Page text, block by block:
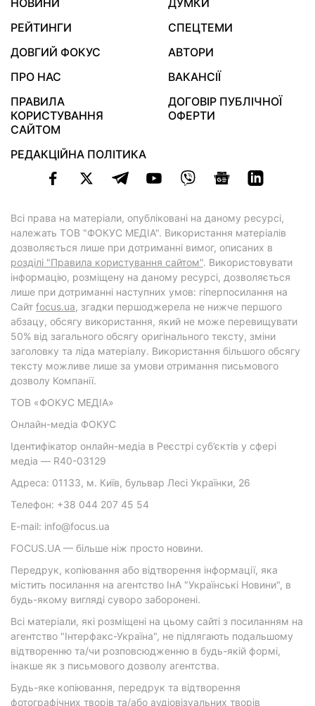
НОВИНИ
ДУМКИ
РЕЙТИНГИ
СПЕЦТЕМИ
ДОВГИЙ ФОКУС
АВТОРИ
ПРО НАС
ВАКАНСІЇ
ПРАВИЛА
КОРИСТУВАННЯ
САЙТОМ
ДОГОВІР ПУБЛІЧНОЇ
ОФЕРТИ
РЕДАКЦІЙНА ПОЛІТИКА
Всі права на матеріали, опубліковані на даному ресурсі,
належать ТОВ "ФОКУС МЕДІА". Використання матеріалів
дозволяється лише при дотриманні вимог, описаних в
розділі "Правила користування сайтом". Використовувати
інформацію, розміщену на даному ресурсі, дозволяється
лише при дотриманні наступних умов: гіперпосилання на
Cайт focus.ua, згадки першоджерела не нижче першого
абзацу, обсягу використання, який не може перевищувати
50% від загального обсягу оригінального тексту, зміни
заголовку та ліда матеріалу. Використання більшого обсягу
тексту можливе лише за умови отримання письмового
дозволу Компанії.
ТОВ «ФОКУС МЕДІА»
Онлайн-медіа ФОКУС
Ідентифікатор онлайн-медіа в Реєстрі суб’єктів у сфері
медіа — R40-03129
Адреса: 01133, м. Київ, бульвар Лесі Українки, 26
Телефон: +38 044 207 45 54
E-mail: info@focus.ua
FOCUS.UA — більше ніж просто новини.
Передрук, копіювання або відтворення інформації, яка
містить посилання на агентство ІнА "Українські Новини", в
будь-якому вигляді суворо заборонені.
Всі матеріали, які розміщені на цьому сайті з посиланням на
агентство "Інтерфакс-Україна", не підлягають подальшому
відтворенню та/чи розповсюдженню в будь-якій формі,
інакше як з письмового дозволу агентства.
Будь-яке копіювання, передрук та відтворення
фотографічних творів та/або аудіовізуальних творів